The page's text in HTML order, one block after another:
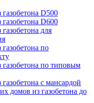
D500
D600
для
по
газобетона по типовым
с мансардой
домов из газобетона до